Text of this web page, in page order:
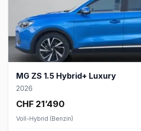
MG ZS 1.5 Hybrid+ Luxury
2026
CHF 21’490
Voll-Hybrid (Benzin)